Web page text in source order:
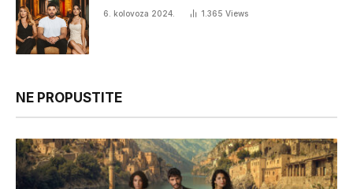
6. kolovoza 2024. 1.365 Views
NE PROPUSTITE